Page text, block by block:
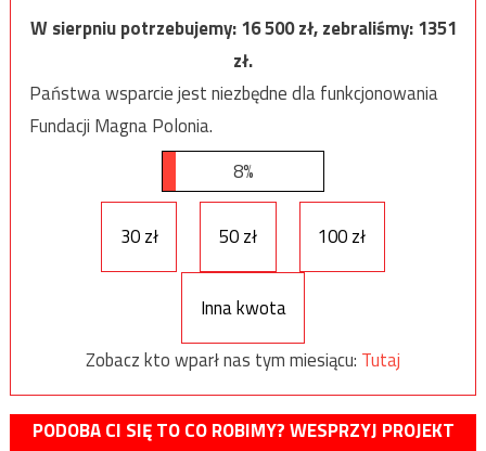
W sierpniu potrzebujemy:16 500zł, zebraliśmy:1351
zł.
Państwa wsparcie jest niezbędne dla funkcjonowania
Fundacji Magna Polonia.
8%
30 zł 50 zł 100 zł
Inna kwota
Zobacz kto wparł nas tym miesiącu: Tutaj
PODOBA CI SIĘ TO CO ROBIMY? WESPRZYJ PROJEKT